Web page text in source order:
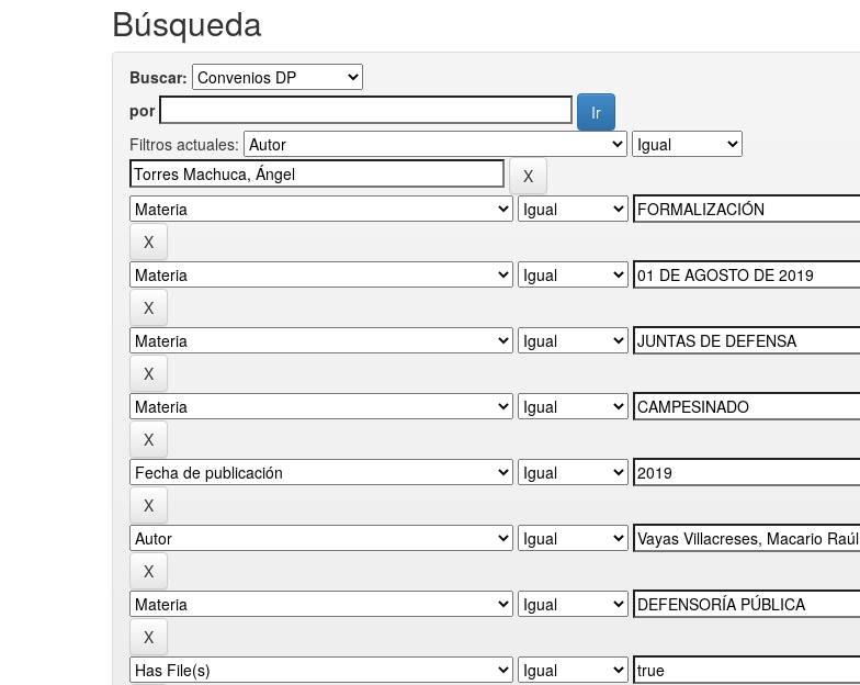
Búsqueda
Buscar:
por
Filtros actuales: